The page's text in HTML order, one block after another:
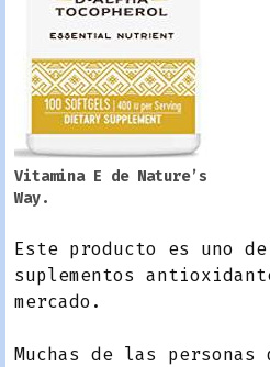
Vitamina E de Nature’s
Way.
Este producto es uno
suplementos
mercado.
Muchas de las personas